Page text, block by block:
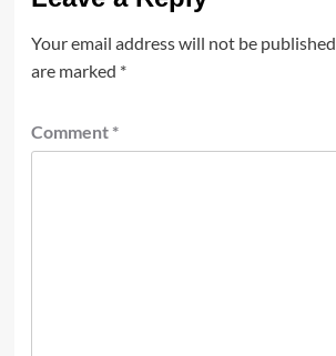
Your email address will not be published.
are marked *
Comment *